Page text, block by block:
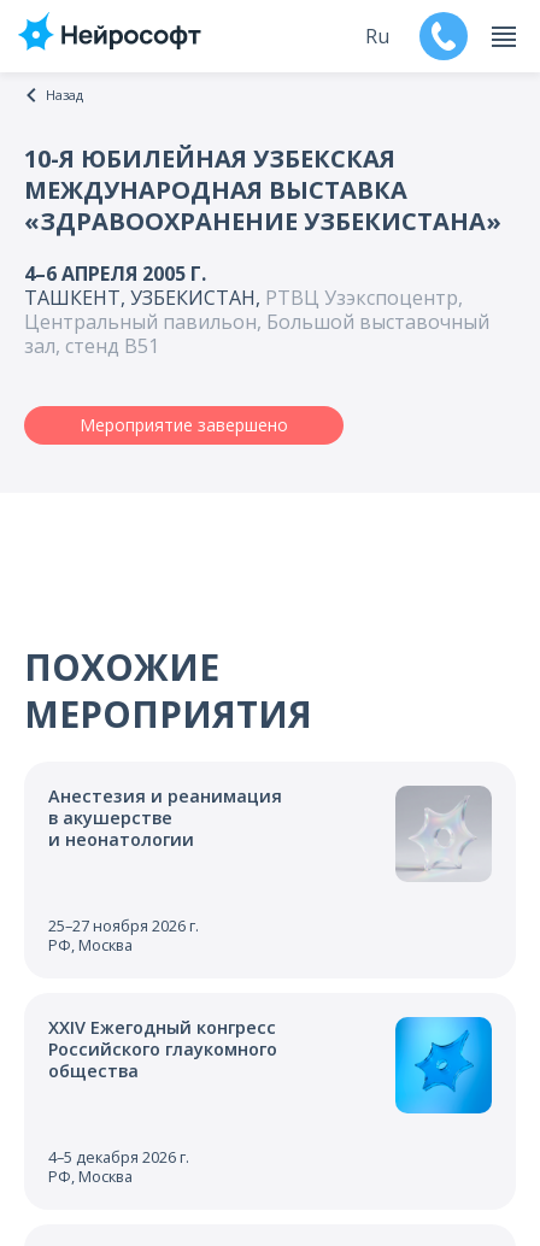
Продукты
Контакты
Обучение
Ru
Назад
10-Я ЮБИЛЕЙНАЯ УЗБЕКСКАЯ
МЕЖДУНАРОДНАЯ ВЫСТАВКА
«ЗДРАВООХРАНЕНИЕ УЗБЕКИСТАНА»
4–6 АПРЕЛЯ 2005 Г.
ТАШКЕНТ, УЗБЕКИСТАН, РТВЦ Узэкспоцентр,
Центральный павильон, Большой выставочный
зал, стенд В51
Мероприятие завершено
ПОХОЖИЕ
МЕРОПРИЯТИЯ
Анестезия и реанимация
в акушерстве
и неонатологии
25–27 ноября 2026 г.
РФ, Москва
XXIV Ежегодный конгресс
Российского глаукомного
общества
4–5 декабря 2026 г.
РФ, Москва